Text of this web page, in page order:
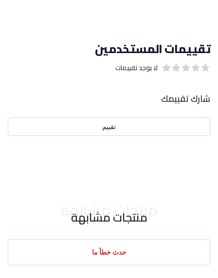
تقييمات المستخدمين
لا يوجد تقييمات
شارك تقييمك
تقييم
منتجات مشابهة
منتجات مشابهة
حدث خطأ ما